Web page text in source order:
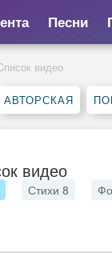
Песни
видео
АВТОРСКАЯ
видео
Стихи 8